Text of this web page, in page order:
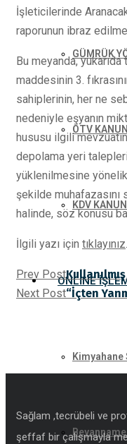
GÜMRÜK
ÖTV
KDV
ONLINE
İşleticilerinde
raporunun ibraz
Bu meyanda,
maddesinin 3.
sahiplerinin, her ne
nedeniyle eşyanın
hususu ilgili
depolama yeri
yüklenilmesine
şekilde
halinde, söz konusu
İlgili yazı için tıklayınız.
Prev Post
Next Post“İçten
Sağlam ,tecrübeli ve
şeffaf bir çalışmayla